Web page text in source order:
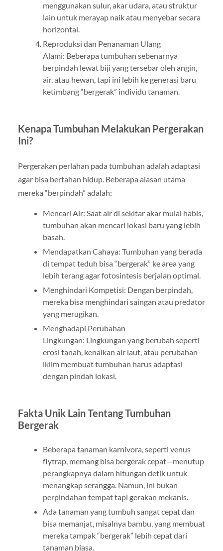
menggunakan sulur, akar udara, atau struktur
lain untuk merayap naik atau menyebar secara
horizontal.
Reproduksi dan Penanaman Ulang
Alami: Beberapa tumbuhan sebenarnya
berpindah lewat biji yang tersebar oleh angin,
air, atau hewan, tapi ini lebih ke generasi baru
ketimbang “bergerak” individu tanaman.
Kenapa Tumbuhan Melakukan Pergerakan
Ini?
Pergerakan perlahan pada tumbuhan adalah adaptasi
agar bisa bertahan hidup. Beberapa alasan utama
mereka “berpindah” adalah:
Mencari Air: Saat air di sekitar akar mulai habis,
tumbuhan akan mencari lokasi baru yang lebih
basah.
Mendapatkan Cahaya: Tumbuhan yang berada
di tempat teduh bisa “bergerak” ke area yang
lebih terang agar fotosintesis berjalan optimal.
Menghindari Kompetisi: Dengan berpindah,
mereka bisa menghindari saingan atau predator
yang merugikan.
Menghadapi Perubahan
Lingkungan: Lingkungan yang berubah seperti
erosi tanah, kenaikan air laut, atau perubahan
iklim membuat tumbuhan harus adaptasi
dengan pindah lokasi.
Fakta Unik Lain Tentang Tumbuhan
Bergerak
Beberapa tanaman karnivora, seperti venus
flytrap, memang bisa bergerak cepat—menutup
perangkapnya dalam hitungan detik untuk
menangkap serangga. Namun, ini bukan
perpindahan tempat tapi gerakan mekanis.
Ada tanaman yang tumbuh sangat cepat dan
bisa memanjat, misalnya bambu, yang membuat
mereka tampak “bergerak” lebih cepat dari
tanaman biasa.